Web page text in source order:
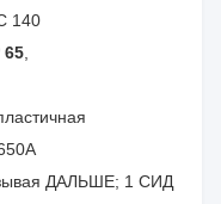
140
65
ДАЛЬШЕ; 1 СИД